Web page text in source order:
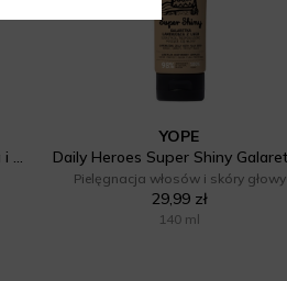
Naturalny żel pod prysznic Róża i Kadzidłowiec Refill Uzupełnienie
YOPE
Pielęgnacja włosów i skóry głowy
29,99 zł
140 ml